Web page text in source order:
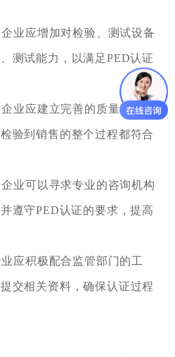
业应增加对检验、测试设备
测试能力，以满足PED认证
业应建立完善的质量管理体
验到销售的整个过程都符合
业可以寻求专业的咨询机构
遵守PED认证的要求，提高
应积极配合监管部门的工
交相关资料，确保认证过程